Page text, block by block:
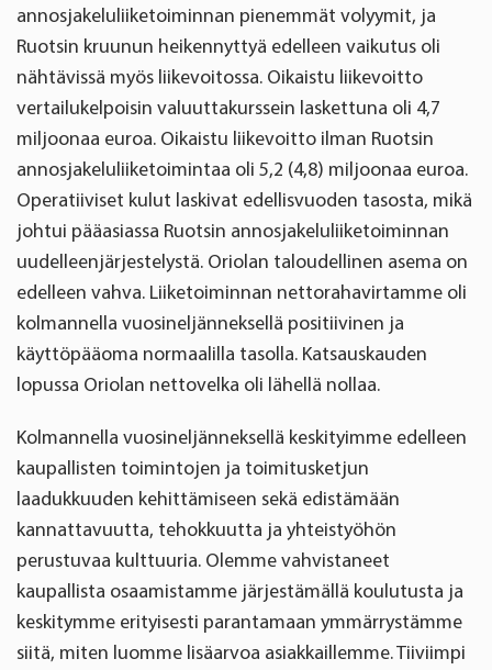
We use cookies to offer you a better user experience,
analyse traffic and for advertising. You may change your
preferences below or at any time later.
annosjakeluliiketoiminnan pienemmät volyymit, ja
Ruotsin kruunun heikennyttyä edelleen vaikutus oli
nähtävissä myös liikevoitossa. Oikaistu liikevoitto
vertailukelpoisin valuuttakurssein laskettuna oli 4,7
miljoonaa euroa. Oikaistu liikevoitto ilman Ruotsin
annosjakeluliiketoimintaa oli 5,2 (4,8) miljoonaa euroa.
Operatiiviset kulut laskivat edellisvuoden tasosta, mikä
johtui pääasiassa Ruotsin annosjakeluliiketoiminnan
uudelleenjärjestelystä. Oriolan taloudellinen asema on
edelleen vahva. Liiketoiminnan nettorahavirtamme oli
kolmannella vuosineljänneksellä positiivinen ja
käyttöpääoma normaalilla tasolla. Katsauskauden
lopussa Oriolan nettovelka oli lähellä nollaa.
Kolmannella vuosineljänneksellä keskityimme edelleen
kaupallisten toimintojen ja toimitusketjun
laadukkuuden kehittämiseen sekä edistämään
kannattavuutta, tehokkuutta ja yhteistyöhön
perustuvaa kulttuuria. Olemme vahvistaneet
kaupallista osaamistamme järjestämällä koulutusta ja
keskitymme erityisesti parantamaan ymmärrystämme
siitä, miten luomme lisäarvoa asiakkaillemme. Tiiviimpi